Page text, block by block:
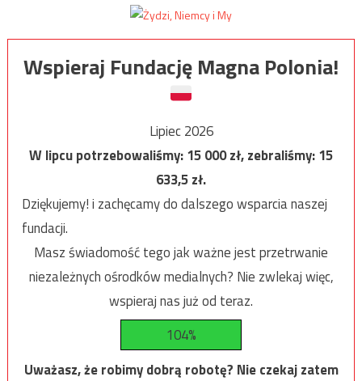
Wspieraj Fundację Magna Polonia!
Lipiec 2026
W lipcu potrzebowaliśmy:15 000zł, zebraliśmy:15
633,5zł.
Dziękujemy! i zachęcamy do dalszego wsparcia naszej
fundacji.
Masz świadomość tego jak ważne jest przetrwanie
niezależnych ośrodków medialnych? Nie zwlekaj więc,
wspieraj nas już od teraz.
104%
Uważasz, że robimy dobrą robotę? Nie czekaj zatem